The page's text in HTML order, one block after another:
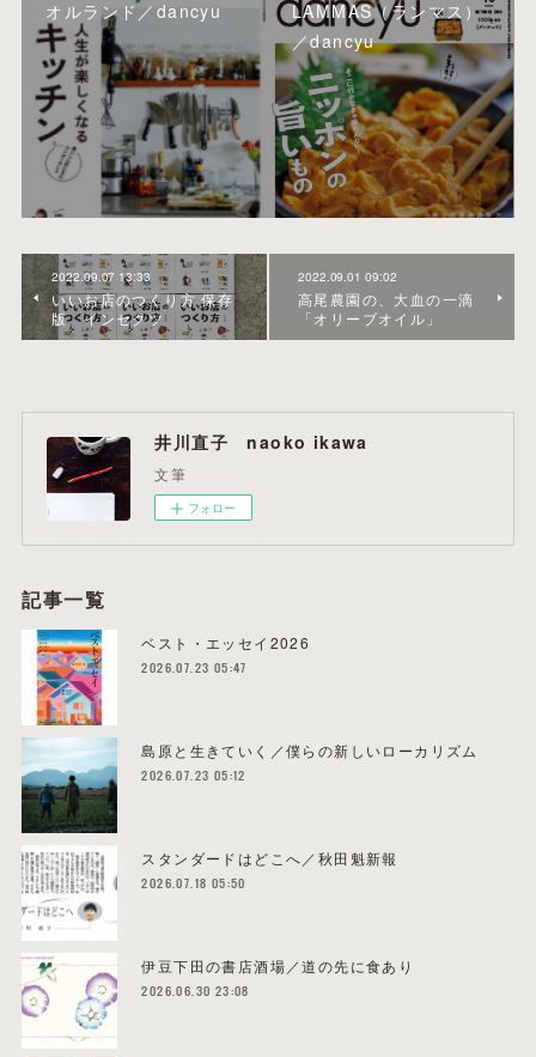
オルランド／dancyu
LAMMAS（ランマス）
／dancyu
2022.09.07 13:33
いいお店のつくり方 保存
版 インセクツ
2022.09.01 09:02
高尾農園の、大血の一滴
「オリーブオイル」
井川直子 naoko ikawa
文筆
フォロー
記事一覧
ベスト・エッセイ2026
2026.07.23 05:47
島原と生きていく／僕らの新しいローカリズム
2026.07.23 05:12
スタンダードはどこへ／秋田魁新報
2026.07.18 05:50
伊豆下田の書店酒場／道の先に食あり
2026.06.30 23:08